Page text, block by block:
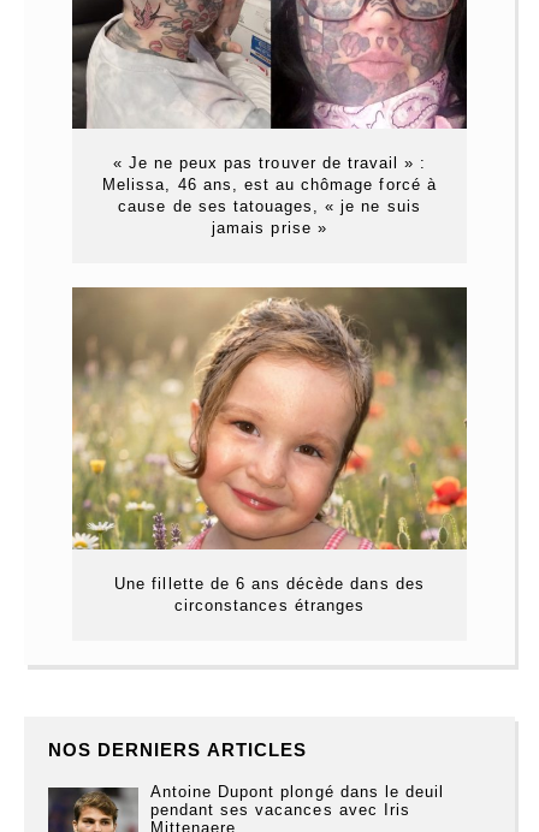
« Je ne peux pas trouver de travail » :
Melissa, 46 ans, est au chômage forcé à
cause de ses tatouages, « je ne suis
jamais prise »
Une fillette de 6 ans décède dans des
circonstances étranges
NOS DERNIERS ARTICLES
Antoine Dupont plongé dans le deuil
pendant ses vacances avec Iris
Mittenaere